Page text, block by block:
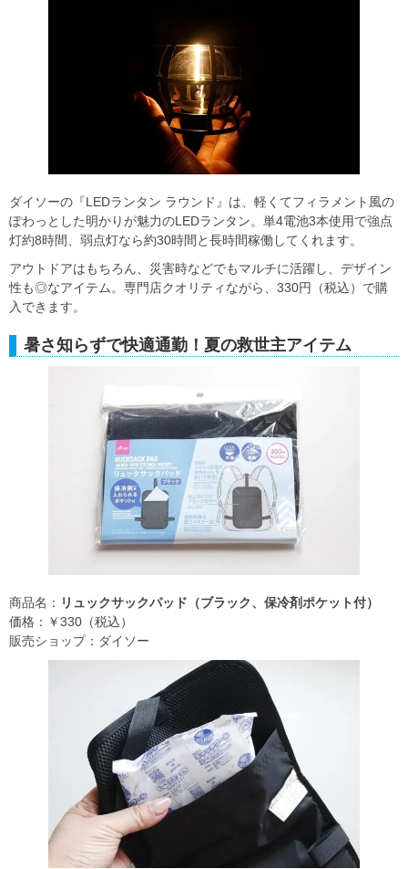
ダイソーの『LEDランタン ラウンド』は、軽くてフィラメント風の
ぽわっとした明かりが魅力のLEDランタン。単4電池3本使用で強点
灯約8時間、弱点灯なら約30時間と長時間稼働してくれます。
アウトドアはもちろん、災害時などでもマルチに活躍し、デザイン
性も◎なアイテム。専門店クオリティながら、330円（税込）で購
入できます。
暑さ知らずで快適通勤！夏の救世主アイテム
商品名： リュックサックパッド（ブラック、保冷剤ポケット付）
価格：￥330（税込）
販売ショップ：ダイソー